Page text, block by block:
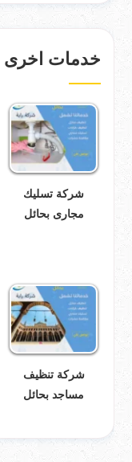
خدمات اخرى
شركة تسليك
مجارى بحائل
شركة تنظيف
مساجد بحائل